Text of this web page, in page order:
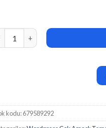
(v2.5.4) Responsive Multi-
kodu:679589292